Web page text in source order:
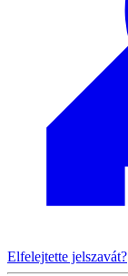
Elfelejtette jelszavát?